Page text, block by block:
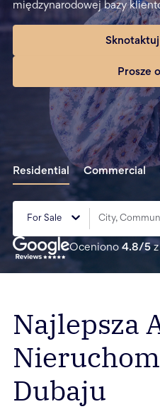
międzynarodowej bazy
Prosze
Residential Commercial
For Sale
Oceniono 4.8/5 z
Najlepsza
Dubaju